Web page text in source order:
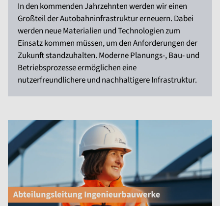
In den kommenden Jahrzehnten werden wir einen
Großteil der Autobahninfrastruktur erneuern. Dabei
werden neue Materialien und Technologien zum
Einsatz kommen müssen, um den Anforderungen der
Zukunft standzuhalten. Moderne Planungs-, Bau- und
Betriebsprozesse ermöglichen eine
nutzerfreundlichere und nachhaltigere Infrastruktur.